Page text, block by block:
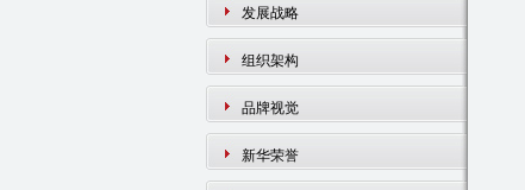
发展战略
组织架构
品牌视觉
新华荣誉